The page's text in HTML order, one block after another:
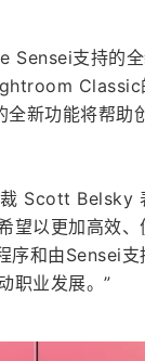
支持的
Classic
新功能将帮助
Scott Belsky
以更加高效、
和由Sensei
职业发展。”